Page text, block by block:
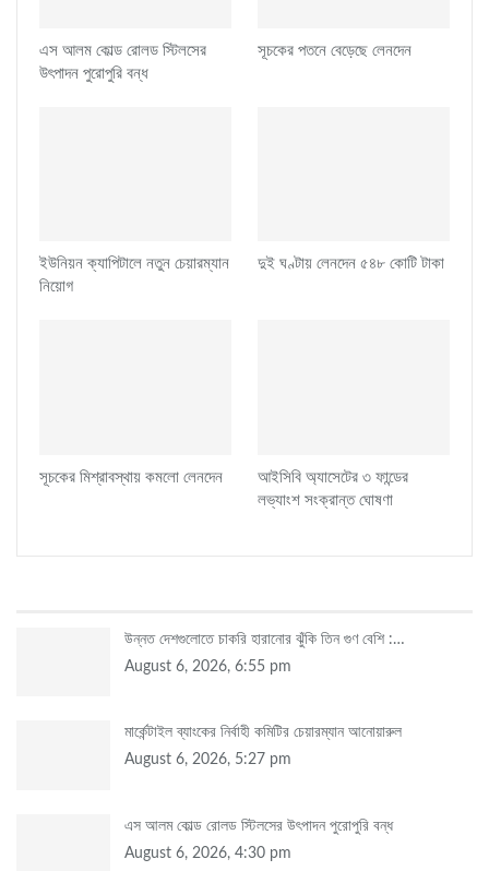
এস আলম কোল্ড রোলড স্টিলসের
উৎপাদন পুরোপুরি বন্ধ
সূচকের পতনে বেড়েছে লেনদেন
ইউনিয়ন ক্যাপিটালে নতুন চেয়ারম্যান
নিয়োগ
দুই ঘণ্টায় লেনদেন ৫৪৮ কোটি টাকা
সূচকের মিশ্রাবস্থায় কমলো লেনদেন
আইসিবি অ্যাসেটের ৩ ফান্ডের
লভ্যাংশ সংক্রান্ত ঘোষণা
উন্নত দেশগুলোতে চাকরি হারানোর ঝুঁকি তিন গুণ বেশি :…
August 6, 2026, 6:55 pm
মার্কেন্টাইল ব্যাংকের নির্বাহী কমিটির চেয়ারম্যান আনোয়ারুল
August 6, 2026, 5:27 pm
এস আলম কোল্ড রোলড স্টিলসের উৎপাদন পুরোপুরি বন্ধ
August 6, 2026, 4:30 pm